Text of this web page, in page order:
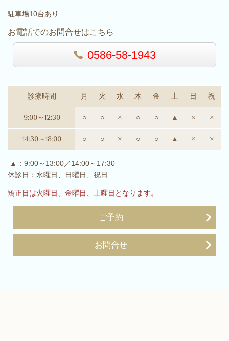
駐車場10台あり
お電話でのお問合せはこちら
0586-58-1943
診療時間 月 火 水 木 金 土 日 祝
9:00～12:30 ○ ○ × ○ ○ ▲ × ×
14:30～18:00 ○ ○ × ○ ○ ▲ × ×
▲：9:00～13:00／14:00～17:30
休診日：水曜日、日曜日、祝日
矯正日は火曜日、金曜日、土曜日となります。
ご予約
お問合せ